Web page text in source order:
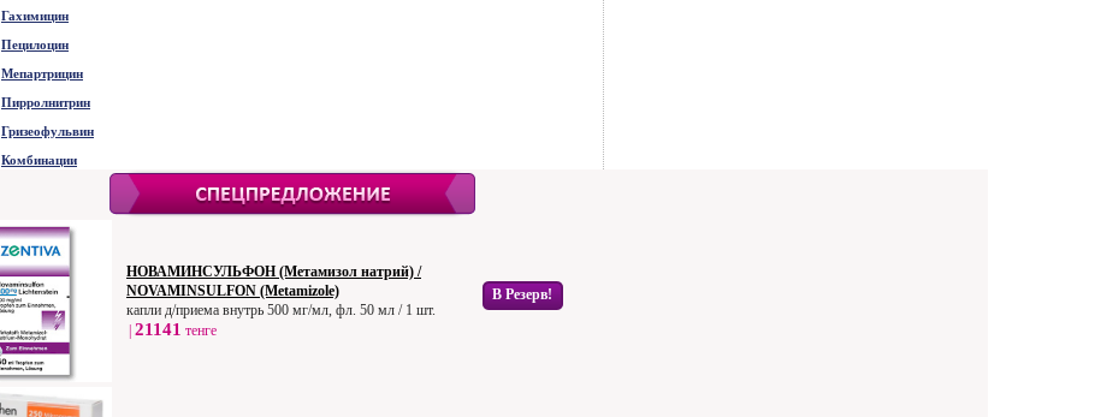
Гахимицин
Пецилоцин
Мепартрицин
Пирролнитрин
Гризеофульвин
Комбинации
НОВАМИНСУЛЬФОН (Метамизол натрий) /
NOVAMINSULFON (Metamizole)
капли д/приема внутрь 500 мг/мл, фл. 50 мл / 1 шт.
21141 тенге
В Резерв!